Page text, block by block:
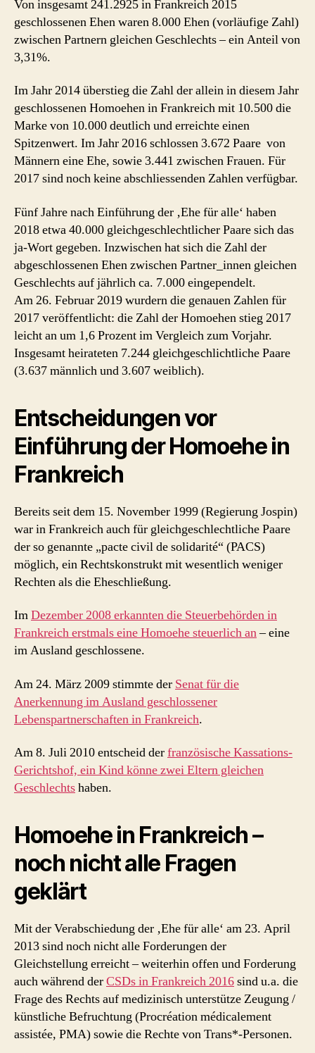
Von insgesamt 241.2925 in Frankreich 2015
geschlossenen Ehen waren 8.000 Ehen (vorläufige Zahl)
zwischen Partnern gleichen Geschlechts – ein Anteil von
3,31%.
Im Jahr 2014 überstieg die Zahl der allein in diesem Jahr
geschlossenen Homoehen in Frankreich mit 10.500 die
Marke von 10.000 deutlich und erreichte einen
Spitzenwert. Im Jahr 2016 schlossen 3.672 Paare von
Männern eine Ehe, sowie 3.441 zwischen Frauen. Für
2017 sind noch keine abschliessenden Zahlen verfügbar.
Fünf Jahre nach Einführung der ‚Ehe für alle‘ haben
2018 etwa 40.000 gleichgeschlechtlicher Paare sich das
ja-Wort gegeben. Inzwischen hat sich die Zahl der
abgeschlossenen Ehen zwischen Partner_innen gleichen
Geschlechts auf jährlich ca. 7.000 eingependelt.
Am 26. Februar 2019 wurdern die genauen Zahlen für
2017 veröffentlicht: die Zahl der Homoehen stieg 2017
leicht an um 1,6 Prozent im Vergleich zum Vorjahr.
Insgesamt heirateten 7.244 gleichgeschlichtliche Paare
(3.637 männlich und 3.607 weiblich).
Entscheidungen vor
Einführung der Homoehe in
Frankreich
Bereits seit dem 15. November 1999 (Regierung Jospin)
war in Frankreich auch für gleichgeschlechtliche Paare
der so genannte „pacte civil de solidarité“ (PACS)
möglich, ein Rechtskonstrukt mit wesentlich weniger
Rechten als die Eheschließung.
ImDezember 2008 erkannten die Steuerbehörden in
Frankreich erstmals eine Homoehe steuerlich an– eine
im Ausland geschlossene.
Am 24. März 2009 stimmte der Senat für die
Anerkennung im Ausland geschlossener
Lebenspartnerschaften in Frankreich.
Am 8. Juli 2010 entscheid derfranzösische Kassations-
Gerichtshof, ein Kind könne zwei Eltern gleichen
Geschlechtshaben.
Homoehe in Frankreich –
noch nicht alle Fragen
geklärt
Mit der Verabschiedung der ‚Ehe für alle‘ am 23. April
2013 sind noch nicht alle Forderungen der
Gleichstellung erreicht – weiterhin offen und Forderung
auch während derCSDs in Frankreich 2016sind u.a. die
Frage des Rechts auf medizinisch unterstütze Zeugung /
künstliche Befruchtung (Procréation médicalement
assistée, PMA) sowie die Rechte von Trans*-Personen.